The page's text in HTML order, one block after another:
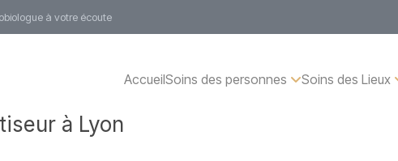
à votre écoute
à Lyon
AccueilSoins des personnes Soins des Lieux